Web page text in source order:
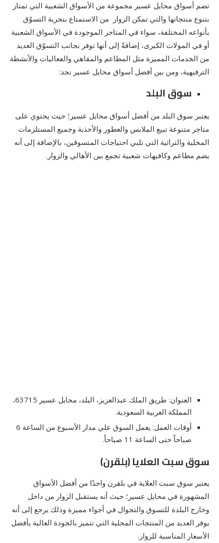
تضم أسواق محايل عسير مجموعة من الأسواق الشعبية التي تمتاز
بتنوع منتجاتها والتي تمكن الزوار من الاستمتاع بتجربة التسوّق
بأنواعه المختلفة، سواء في المتاجر الموجودة في الأسواق الشعبية
أو في المولات الكبرى، إضافةً إلى أنها توفر بجانب التسوّق العديد
من الخدمات المميزة مثل المطاعم والمقاهي والفعاليات والأنشطة
الترفيهية، ومن بين أفضل أسواق محايل عسير نجد:
سوق البلد
يعتبر سوق البلد من أفضل أسواق محايل عسير؛ حيث يحتوي على
متاجر متنوعة تبيع الملابس والعطور والأحذية وجميع المستلزمات
المحلية والتراثية التي تلبي احتياجات المتسوقين، بالإضافة إلى أنه
يضم مطاعم وكافيهات شعبية تجمع بين الأهالي والزوار.
العنوان: طريق الملك عبدالعزيز، البلد، محايل عسير 63715،
المملكة العربية السعودية.
أوقات العمل: يعمل السوق علي مدار الأسبوع من الساعة 6
صباحاً حتى الساعة 11 صباحاً.
سوق سبت العلايا (بلقرن)
يعتبر سوق سبت العلاية في بلقرن واحدًا من أفضل الأسواق
المشهورة في محايل عسير؛ حيث أنه يستقبل الزوار من داخل
وخارج البلدة للتسوق والتجوال في أجواء مميزة وذلك يرجع إلى أنه
يوفر العديد من المنتجات المحلية التي تتميز بالجودة العالية بأفضل
الأسعار المناسبة للزوار.